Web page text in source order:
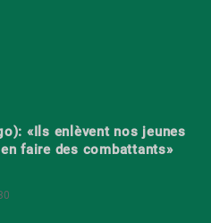
«Ils enlèvent nos jeunes
faire des combattants»